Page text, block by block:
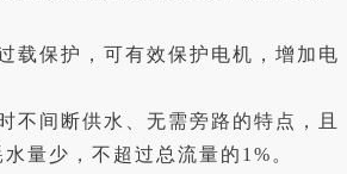
载保护，可有效保护电机，增加电
不间断供水、无需旁路的特点，且
量少，不超过总流量的1%。